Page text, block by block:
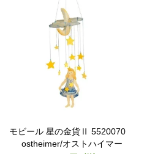
モビール 星の金貨Ⅱ 5520070
ostheimer/オストハイマー